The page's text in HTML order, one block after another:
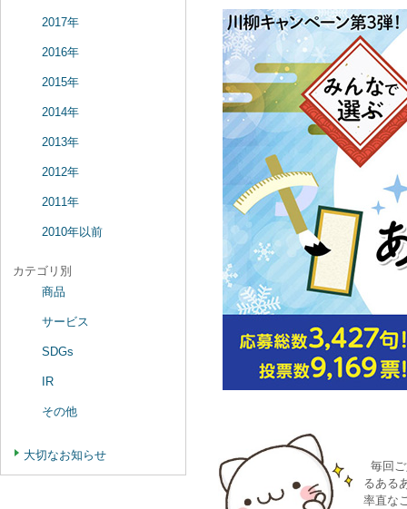
毎回
るある
率直な
2017年
2016年
2015年
2014年
2013年
2012年
2011年
2010年以前
カテゴリ別
商品
サービス
SDGs
IR
その他
大切なお知らせ